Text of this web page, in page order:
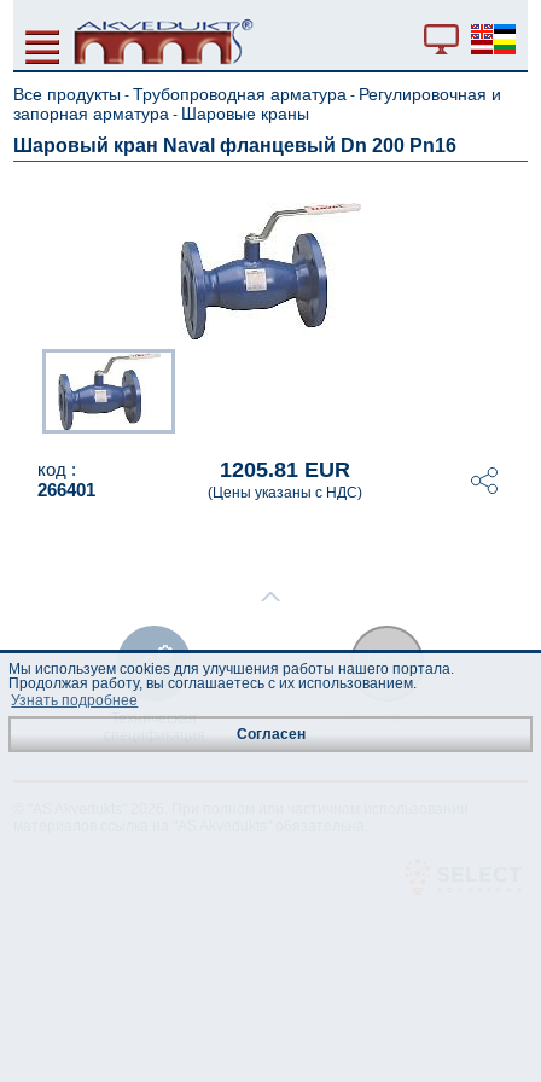
Все продукты - Трубопроводная арматура - Регулировочная и
запорная арматура - Шаровые краны
Шаровый кран Naval фланцевый Dn 200 Pn16
код :
266401
1205.81 EUR
(Цены указаны с НДС)
Техническая
спецификация
Лист данных
Мы используем cookies для улучшения работы нашего портала.
Продолжая работу, вы соглашаетесь с их использованием.
Узнать подробнее
Согласен